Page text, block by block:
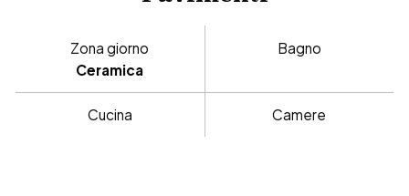
Zona giorno
Ceramica
Bagno
Cucina Camere